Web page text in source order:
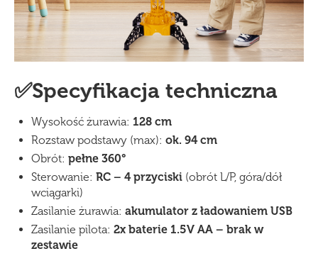
✅Specyfikacja techniczna
Wysokość żurawia: 128 cm
Rozstaw podstawy (max): ok. 94 cm
Obrót: pełne 360°
Sterowanie: RC – 4 przyciski (obrót L/P, góra/dół
wciągarki)
Zasilanie żurawia: akumulator z ładowaniem USB
Zasilanie pilota: 2x baterie 1.5V AA – brak w
zestawie